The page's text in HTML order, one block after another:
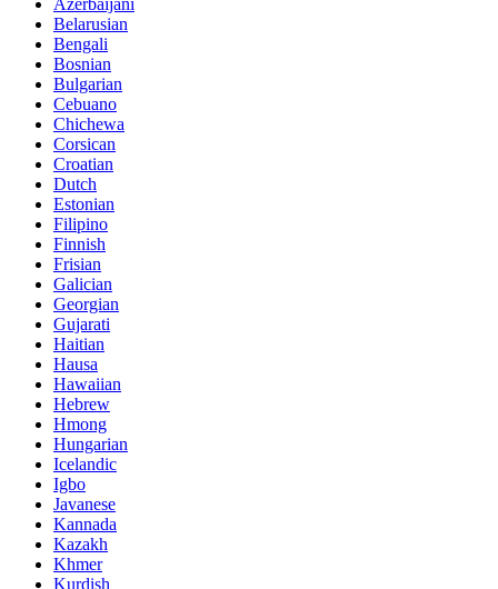
Azerbaijani
Belarusian
Bengali
Bosnian
Bulgarian
Cebuano
Chichewa
Corsican
Croatian
Dutch
Estonian
Filipino
Finnish
Frisian
Galician
Georgian
Gujarati
Haitian
Hausa
Hawaiian
Hebrew
Hmong
Hungarian
Icelandic
Igbo
Javanese
Kannada
Kazakh
Khmer
Kurdish